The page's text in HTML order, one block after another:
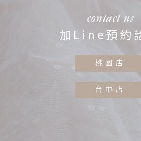
contact us
加Line預約
桃園店
台中店